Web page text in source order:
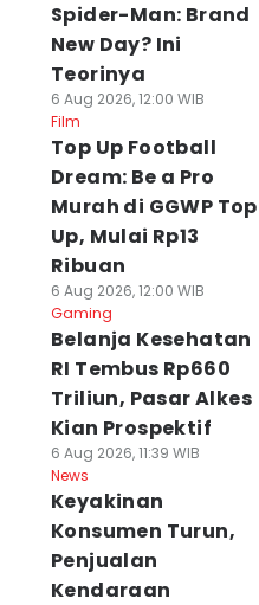
Spider-Man: Brand
New Day? Ini
Teorinya
6 Aug 2026, 12:00 WIB
Film
Top Up Football
Dream: Be a Pro
Murah di GGWP Top
Up, Mulai Rp13
Ribuan
6 Aug 2026, 12:00 WIB
Gaming
Belanja Kesehatan
RI Tembus Rp660
Triliun, Pasar Alkes
Kian Prospektif
6 Aug 2026, 11:39 WIB
News
Keyakinan
Konsumen Turun,
Penjualan
Kendaraan